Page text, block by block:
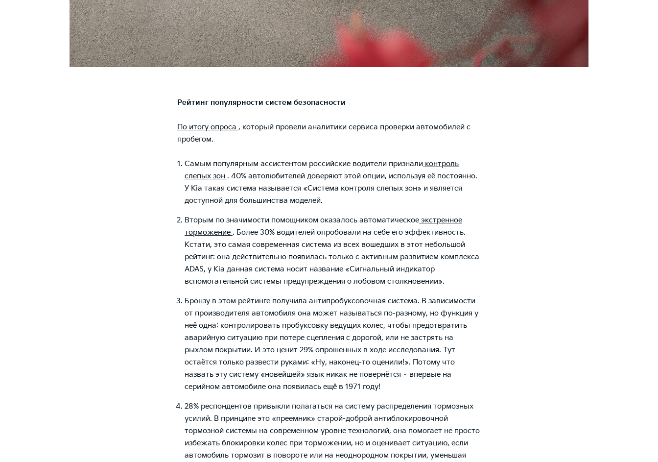
Рейтинг популярности систем безопасности
По итогу опроса , который провели аналитики сервиса проверки автомобилей с
пробегом.
Самым популярным ассистентом российские водители признали контроль
слепых зон . 40% автолюбителей доверяют этой опции, используя её постоянно.
У Kia такая система называется «Система контроля слепых зон» и является
доступной для большинства моделей.
Вторым по значимости помощником оказалось автоматическое экстренное
торможение . Более 30% водителей опробовали на себе его эффективность.
Кстати, это самая современная система из всех вошедших в этот небольшой
рейтинг: она действительно появилась только с активным развитием комплекса
ADAS, у Kia данная система носит название «Сигнальный индикатор
вспомогательной системы предупреждения о лобовом столкновении».
Бронзу в этом рейтинге получила антипробуксовочная система. В зависимости
от производителя автомобиля она может называться по-разному, но функция у
неё одна: контролировать пробуксовку ведущих колес, чтобы предотвратить
аварийную ситуацию при потере сцепления с дорогой, или не застрять на
рыхлом покрытии. И это ценит 29% опрошенных в ходе исследования. Тут
остаётся только развести руками: «Ну, наконец-то оценили!». Потому что
назвать эту систему «новейшей» язык никак не повернётся – впервые на
серийном автомобиле она появилась ещё в 1971 году!
28% респондентов привыкли полагаться на систему распределения тормозных
усилий. В принципе это «преемник» старой-доброй антиблокировочной
тормозной системы на современном уровне технологий, она помогает не просто
избежать блокировки колес при торможении, но и оценивает ситуацию, если
автомобиль тормозит в повороте или на неоднородном покрытии, уменьшая